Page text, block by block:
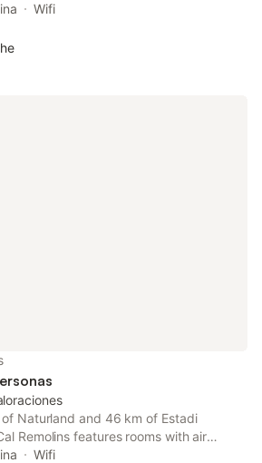
and air conditioning.
Wifi
Naturland and 46 km of Estadi
Remolins features rooms with air
bathroom in Coll de Nargó.
Wifi